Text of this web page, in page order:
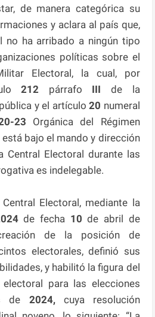
de manera categórica su
y aclara al país que,
no ha arribado a ningún tipo
políticas sobre el
Electoral, la cual, por
212 párrafo III de la
y el artículo20 numeral
23 Orgánica del Régimen
bajo el mando y dirección
Central Electoral durante las
es indelegable.
Electoral, mediante la
de fecha 10 de abril de
de la posición de
electorales, definió sus
y habilitó la figura del
para las elecciones
de 2024,cuya resolución